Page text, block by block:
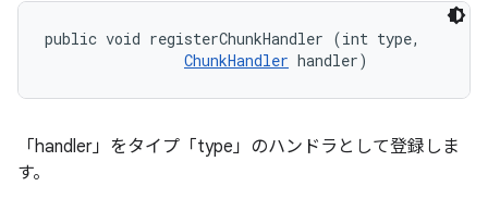
public void registerChunkHandler (int type,
ChunkHandler handler)
「handler」をタイプ「type」のハンドラとして登録しま
す。